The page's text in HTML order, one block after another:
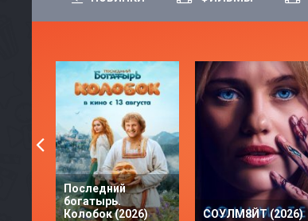
Последний
богатырь.
Колобок (2026)
СОУЛМ8ЙТ (2026)